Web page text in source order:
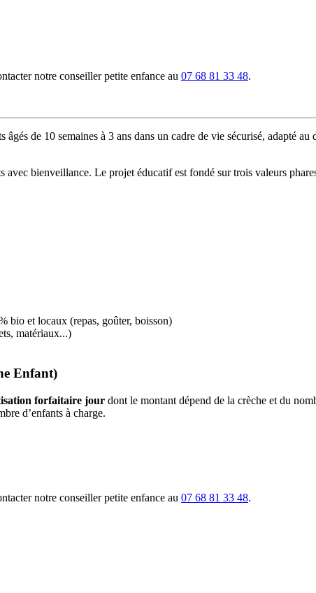
notre conseiller petite enfance au 07 68 81 33 48.
de 10 semaines à 3 ans dans un cadre de vie sécurisé, adapté
avec bienveillance. Le projet éducatif est fondé sur trois valeurs
bio et locaux (repas, goûter, boisson)
matériaux...)
Enfant)
forfaitaire jour dont le montant dépend de la crèche et du
d’enfants à charge.
notre conseiller petite enfance au 07 68 81 33 48.